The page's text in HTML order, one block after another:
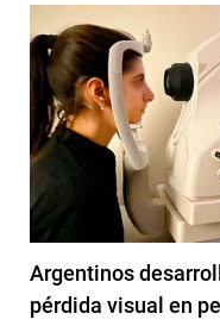
Argentinos
pérdida visual en